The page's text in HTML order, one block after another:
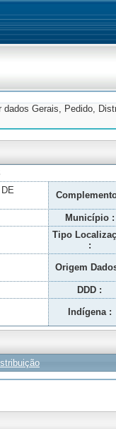
Gerais, Pedido,
Município :
Tipo
:
Origem
DDD :
Indígena :